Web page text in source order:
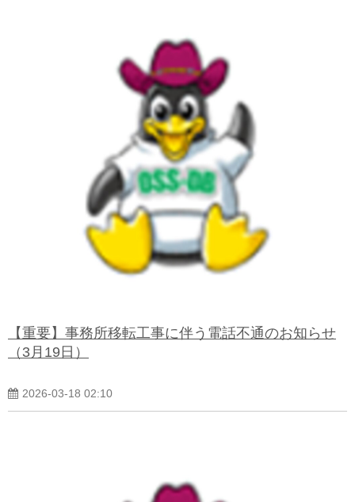
【重要】事務所移転工事に伴う電話不通のお知らせ
（3月19日）
2026-03-18 02:10